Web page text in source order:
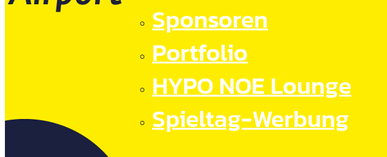
Sponsoren
Portfolio
HYPO NOE Lounge
Spieltag-Werbung